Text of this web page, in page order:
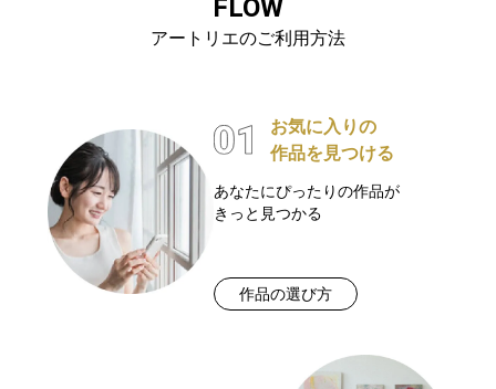
FLOW
アートリエのご利用方法
お気に入りの
作品を見つける
あなたにぴったりの作品が
きっと見つかる
作品の選び方